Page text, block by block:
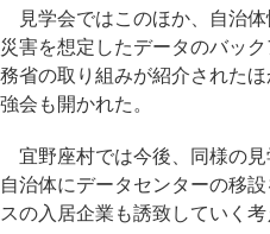
見学会ではこのほか、自治
災害を想定したデータのバッ
務省の取り組みが紹介された
強会も開かれた。
宜野座村では今後、同様の
自治体にデータセンターの移
スの入居企業も誘致していく考